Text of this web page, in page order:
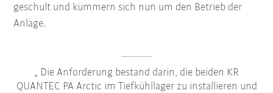
geschult und kümmern sich nun um den Betrieb der
Anlage.
Die Anforderung bestand darin, die beiden KR
QUANTEC PA Arctic im Tiefkühllager zu installieren und